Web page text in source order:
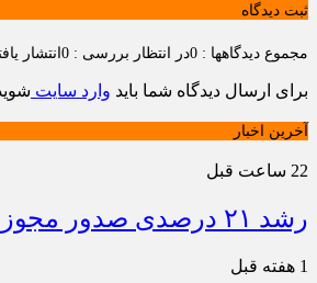
ثبت دیدگاه
مجموع دیدگاهها : 0 در انتظار بررسی : 0 انتشار
برای ارسال دیدگاه شما باید وارد سایت
آخرین اخبار
22 ساعت قبل
رشد ۲۱ درصدی صدور مجوز رسانه‌ها در خراسان شمالی / فعالیت ۱۳ رسانه جدید در ۴ ماه نخست سال
1 هفته قبل